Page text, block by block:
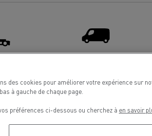
et
Vente Véhicules Utilitaires
des cookies pour améliorer votre expérience sur
à gauche de chaque page.
préférences ci-dessous ou cherchez à en savoir